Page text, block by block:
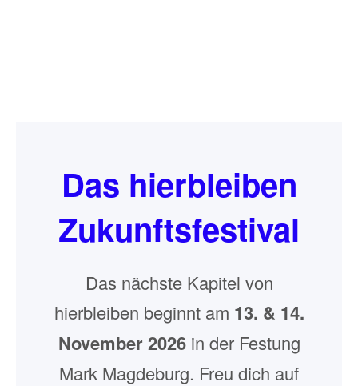
Das hierbleiben
Zukunftsfestival
Das nächste Kapitel von
hierbleiben beginnt am 13. & 14.
November 2026in der Festung
Mark Magdeburg. Freu dich auf